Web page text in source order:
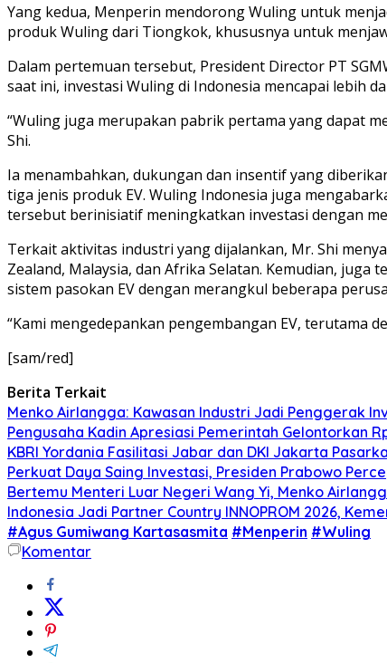
Yang kedua, Menperin mendorong Wuling untuk
produk Wuling dari Tiongkok, khususnya untuk
Dalam pertemuan tersebut, President Director PT
saat ini, investasi Wuling di Indonesia mencapai lebih
“Wuling juga merupakan pabrik pertama yang dapat
Shi.
Ia menambahkan, dukungan dan insentif yang
tiga jenis produk EV. Wuling Indonesia juga
tersebut berinisiatif meningkatkan investasi dengan
Terkait aktivitas industri yang dijalankan, Mr. Shi
Zealand, Malaysia, dan Afrika Selatan. Kemudian,
sistem pasokan EV dengan merangkul beberapa
“Kami mengedepankan pengembangan EV, terutama
[sam/red]
Berita Terkait
Menko Airlangga: Kawasan Industri Jadi Penggerak
Pengusaha Kadin Apresiasi Pemerintah Gelontorkan
KBRI Yordania Fasilitasi Jabar dan DKI Jakarta
Perkuat Daya Saing Investasi, Presiden Prabowo
Bertemu Menteri Luar Negeri Wang Yi, Menko
Indonesia Jadi Partner Country INNOPROM 2026,
#Agus Gumiwang Kartasasmita #Menperin #Wuling
Komentar